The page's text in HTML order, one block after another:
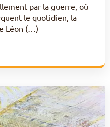
par la guerre, où
le quotidien, la
Léon (…)